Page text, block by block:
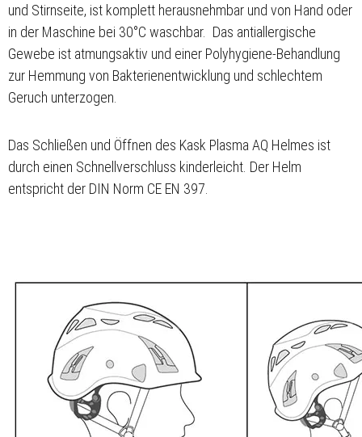
und Stirnseite, ist komplett herausnehmbar und von Hand oder
in der Maschine bei 30°C waschbar. Das antiallergische
Gewebe ist atmungsaktiv und einer Polyhygiene-Behandlung
zur Hemmung von Bakterienentwicklung und schlechtem
Geruch unterzogen.
Das Schließen und Öffnen des Kask Plasma AQ Helmes ist
durch einen Schnellverschluss kinderleicht. Der Helm
entspricht der DIN Norm CE EN 397.